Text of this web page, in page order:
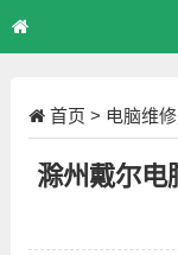
首页 > 电脑维
滁州戴尔电